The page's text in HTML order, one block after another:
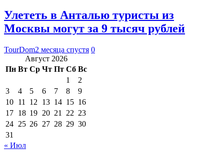
Улететь в Анталью туристы из
Москвы могут за 9 тысяч рублей
TourDom2 месяца спустя 0
Август 2026
Пн Вт Ср Чт Пт Сб Вс
1
2
3
4 5 6 7 8
9
10 11 12 13 14 15 16
17 18 19 20 21 22 23
24 25 26 27 28 29 30
31
« Июл